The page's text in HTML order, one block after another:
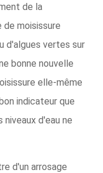
de la
de moisissure
d'algues vertes sur
bonne nouvelle
elle-même
indicateur que
d'eau ne
d'un arrosage